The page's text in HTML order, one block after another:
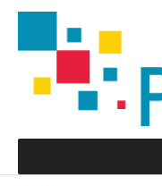
Aller
contenu